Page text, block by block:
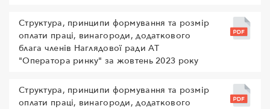
Структура, принципи формування та розмір
оплати праці, винагороди, додаткового
блага членів Наглядової ради АТ
"Оператора ринку" за жовтень 2023 року
Структура, принципи формування та розмір
оплати праці, винагороди, додаткового